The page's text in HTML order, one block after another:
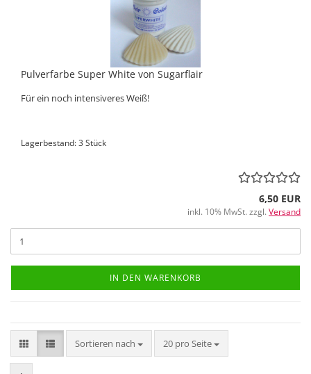
Pulverfarbe Super White von Sugarflair
Für ein noch intensiveres Weiß!
Lagerbestand: 3 Stück
6,50 EUR
inkl. 10% MwSt. zzgl. Versand
IN DEN WARENKORB
Sortieren nach
Sortieren nach 20 pro Seite
pro Seite